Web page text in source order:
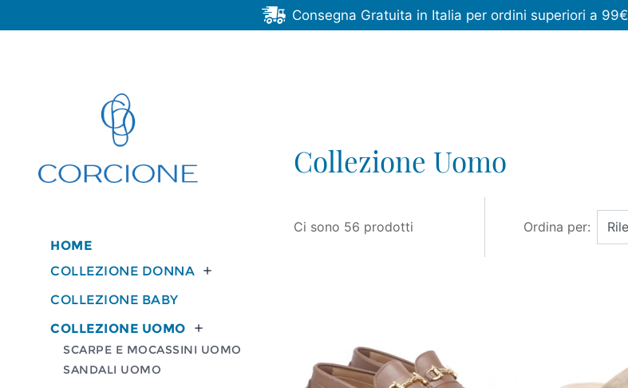
Consegna Gratuita in Italia per ordini superiori a 99€
COLLEZIONE DONNA 
COLLEZIONE BABY
COLLEZIONE UOMO

SCARPE E MOCASSINI UOMO
SANDALI UOMO
HOME
Collezione Uomo
Ci sono 56 prodotti Ordina per: